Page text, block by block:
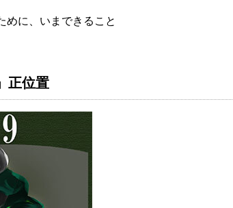
めに、いまできること
正位置